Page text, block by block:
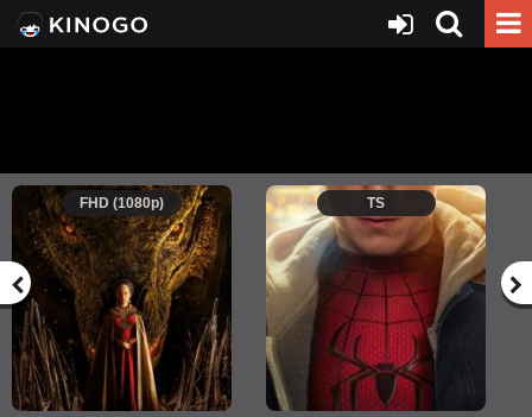
FHD (1080p) TS